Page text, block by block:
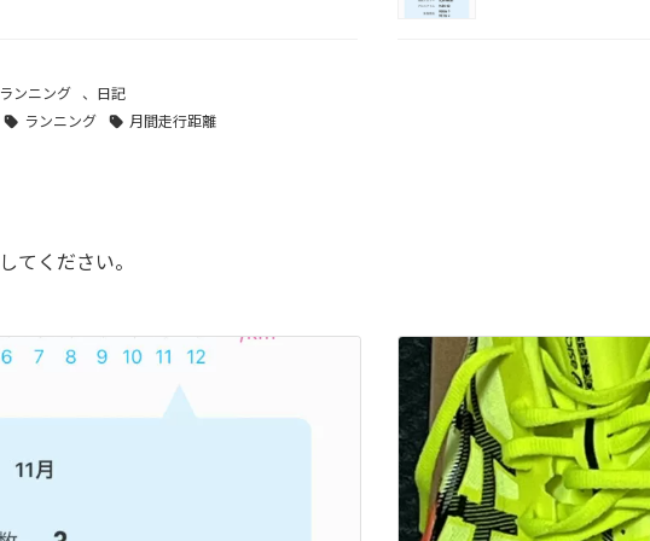
ランニング 、 日記
ランニング 月間走行距離
してください。